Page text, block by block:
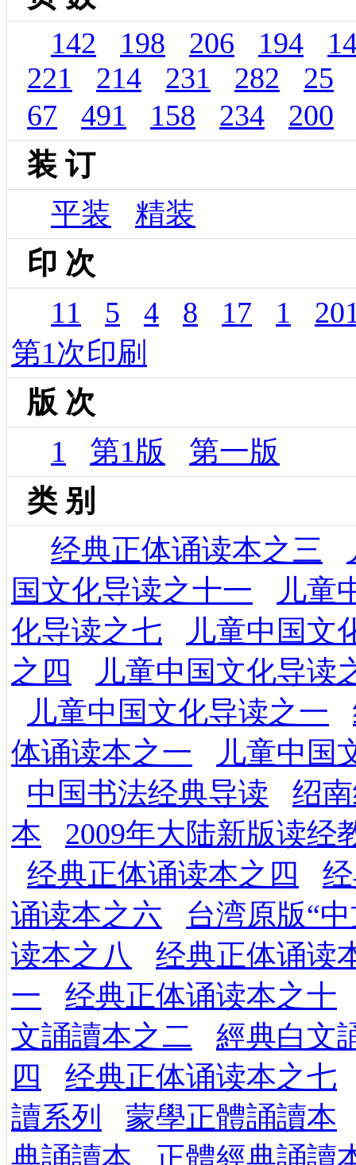
142
198 206 194
221
214 231 282
25
67
491 158 234
200
装 订
平装
精装
印 次
11
5 4 8 17 1
第1次印刷
版 次
1
第1版
第一版
类 别
经典正体诵读本之三
国文化导读之十一
儿童
化导读之七
儿童中国文
之四
儿童中国文化导读
儿童中国文化导读之一
体诵读本之一
儿童中国
中国书法经典导读
绍
本
2009年大陆新版读经
经典正体诵读本之四
诵读本之六
台湾原版“
读本之八
经典正体诵读
一
经典正体诵读本之十
文誦讀本之二
經典白文
四
经典正体诵读本之七
讀系列
蒙學正體誦讀本
典誦讀本
正體經典誦讀